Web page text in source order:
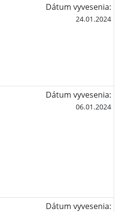
Dátum vyvesenia:
24.01.2024
Dátum vyvesenia:
06.01.2024
Dátum vyvesenia: